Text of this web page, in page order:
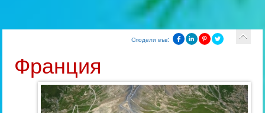
Сподели във:
Франция